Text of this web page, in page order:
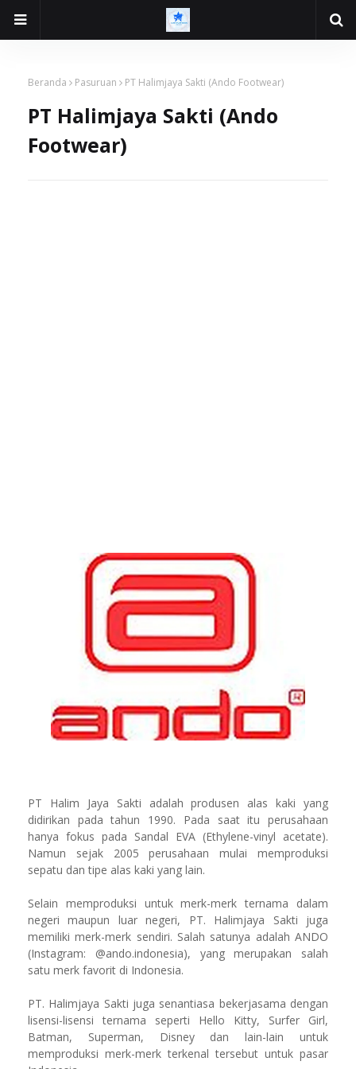
Beranda Pasuruan PT Halimjaya Sakti (Ando Footwear)
PT Halimjaya Sakti (Ando
Footwear)
PT Halim Jaya Sakti adalah produsen alas kaki yang
didirikan pada tahun 1990. Pada saat itu perusahaan
hanya fokus pada Sandal EVA (Ethylene-vinyl acetate).
Namun sejak 2005 perusahaan mulai memproduksi
sepatu dan tipe alas kaki yang lain.
Selain memproduksi untuk merk-merk ternama dalam
negeri maupun luar negeri, PT. Halimjaya Sakti juga
memiliki merk-merk sendiri. Salah satunya adalah ANDO
(Instagram: @ando.indonesia), yang merupakan salah
satu merk favorit di Indonesia.
PT. Halimjaya Sakti juga senantiasa bekerjasama dengan
lisensi-lisensi ternama seperti Hello Kitty, Surfer Girl,
Batman, Superman, Disney dan lain-lain untuk
memproduksi merk-merk terkenal tersebut untuk pasar